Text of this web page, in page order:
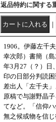
返品特約に関する
｜
1906。伊藤左千
幸次郎）書簡（
年3月27（？）日
印の日部分判読
差出人「左千夫
原稿で与謝野晶
てなど。「信仰
無之候或物を信